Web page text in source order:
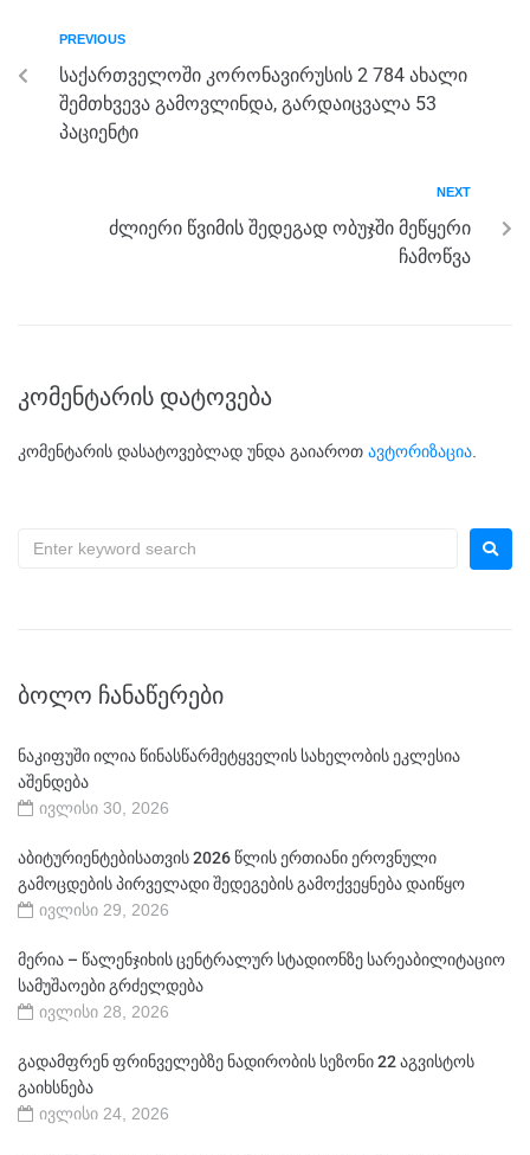
b
o
o
k
g
er
m p
p
PREVIOUS
საქართველოში კორონავირუსის 2 784 ახალი
შემთხვევა გამოვლინდა, გარდაიცვალა 53
პაციენტი
NEXT
ძლიერი წვიმის შედეგად ობუჯში მეწყერი
ჩამოწვა
კომენტარის დატოვება
კომენტარის დასატოვებლად უნდა გაიაროთ ავტორიზაცია
ᲑᲝᲚᲝ ᲩᲐᲜᲐᲬᲔᲠᲔᲑᲘ
ნაკიფუში ილია წინასწარმეტყველის სახელობის ეკლესია
აშენდება
ივლისი 30, 2026
აბიტურიენტებისათვის 2026 წლის ერთიანი ეროვნული
გამოცდების პირველადი შედეგების გამოქვეყნება დაიწყო
ივლისი 29, 2026
მერია – წალენჯიხის ცენტრალურ სტადიონზე სარეაბილიტაციო
სამუშაოები გრძელდება
ივლისი 28, 2026
გადამფრენ ფრინველებზე ნადირობის სეზონი 22 აგვისტოს
გაიხსნება
ივლისი 24, 2026